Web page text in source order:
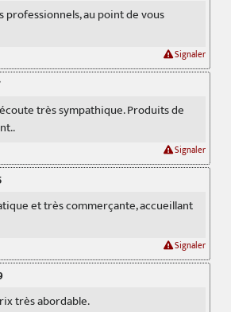
au point de vous
Signaler
très sympathique. Produits de
Signaler
et très commerçante, accueillant
Signaler
très abordable.